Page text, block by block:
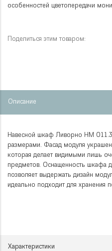
особенностей цветопередачи
Поделиться этим товаром:
Описание
Навесной шкаф Ливорно НМ
размерами. Фасад модуля украшен
которая делает видимыми лишь
предметов. Оснащенность шкафа
позволяет выдержать дизайн
идеально подходит для хранения
Характеристики